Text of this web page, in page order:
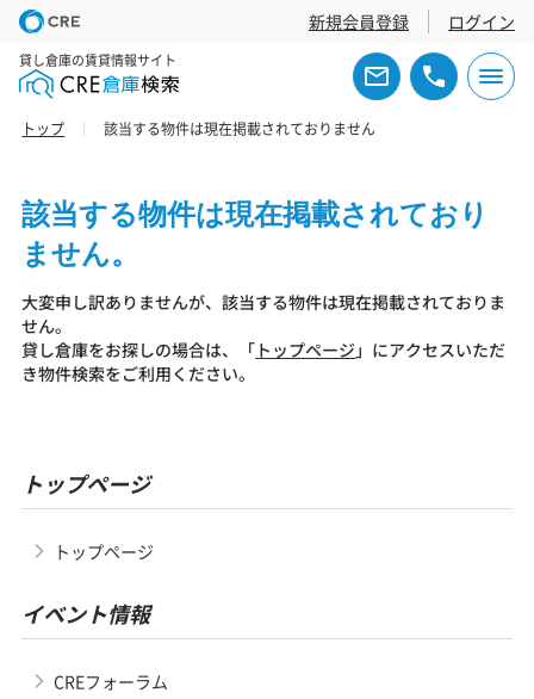
新規会員登録 ログイン
貸し倉庫の賃貸情報サイト
トップ 該当する物件は現在掲載されておりません
該当する物件は現在掲載されており
ません。
大変申し訳ありませんが、該当する物件は現在掲載されておりま
せん。
貸し倉庫をお探しの場合は、「 トップページ 」にアクセスいただ
き物件検索をご利用ください。
トップページ
トップページ
イベント情報
CREフォーラム